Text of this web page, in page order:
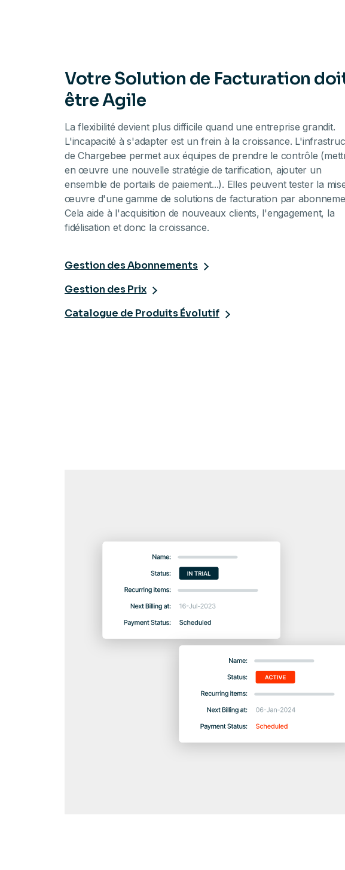
Votre Solution de Facturation
être Agile
La flexibilité devient plus difficile quand une entreprise grandit.
L'incapacité à s'adapter est un frein à la croissance.
de Chargebee permet aux équipes de prendre le contrôle
en œuvre une nouvelle stratégie de tarification, ajouter un
ensemble de portails de paiement...). Elles peuvent tester la
œuvre d'une gamme de solutions de facturation par
Cela aide à l'acquisition de nouveaux clients, l'engagement, la
fidélisation et donc la croissance.
Gestion des Abonnements
Gestion des Prix
Catalogue de Produits Évolutif